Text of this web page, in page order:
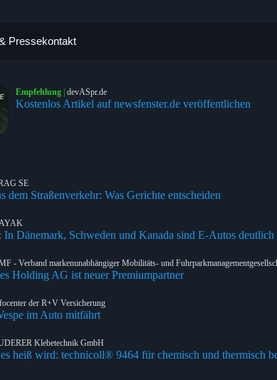
Pressekontakt
Empfehlung | devASpr.de
Kostenlos Artikel auf newsfenster.de veröffentlichen
SE
dem Straßenverkehr: Was Gerichte entscheiden
Dänemark, Schweden und Kanada sind E-Autos deutlich
- Verband markenunabhängiger Mobilitäts- und
Holding AG ist neuer Premiumpartner
der R+V Versicherung
im Auto mitfährt
Klebetechnik GmbH
heiß wird: technicoll® 9464 für chemisch und thermisch